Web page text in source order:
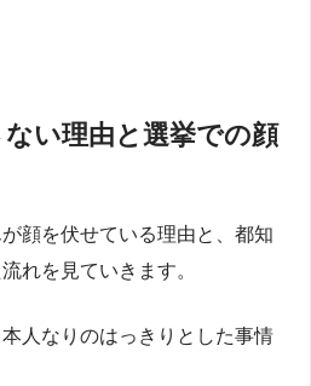
い理由と選挙での顔
顔を伏せている理由と、都知
れを見ていきます。
人なりのはっきりとした事情